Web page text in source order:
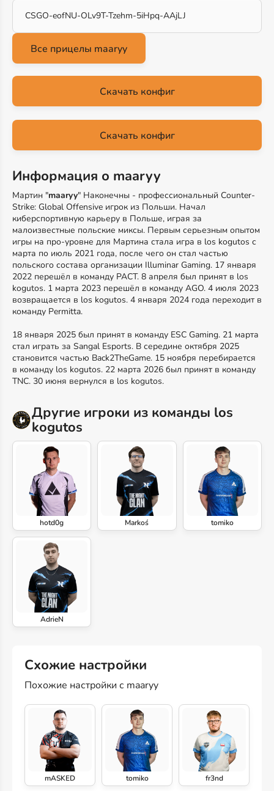
CSGO-eofNU-OLv9T-Tzehm-5iHpq-AAjLJ
Скачать конфиг
Скачать конфиг
Информация о maaryy
Мартин "maaryy" Наконечны - профессиональный Counter-
Strike: Global Offensive игрок из Польши. Начал
киберспортивную карьеру в Польше, играя за
малоизвестные польские миксы. Первым серьезным опытом
игры на про-уровне для Мартина стала игра в los kogutos с
марта по июль 2021 года, после чего он стал частью
польского состава организации Illuminar Gaming. 17 января
2022 перешёл в команду PACT. 8 апреля был принят в los
kogutos. 1 марта 2023 перешёл в команду AGO. 4 июля 2023
возвращается в los kogutos. 4 января 2024 года переходит в
команду Permitta.
18 января 2025 был принят в команду ESC Gaming. 21 марта
стал играть за Sangal Esports. В середине октября 2025
становится частью Back2TheGame. 15 ноября перебирается
в команду los kogutos. 22 марта 2026 был принят в команду
TNC. 30 июня вернулся в los kogutos.
Другие игроки из команды los
kogutos
hotd0g Markoś tomiko
AdrieN
Схожие настройки
Похожие настройки с maaryy
mASKED tomiko fr3nd